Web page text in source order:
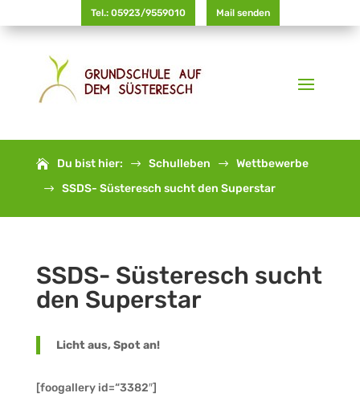
Tel.: 05923/9559010 Mail senden
Du bist hier: $ Schulleben $ Wettbewerbe
$ SSDS- Süsteresch sucht den Superstar
SSDS- Süsteresch sucht
den Superstar
Licht aus, Spot an!
[foogallery id=“3382″]